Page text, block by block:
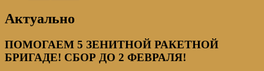
Актуально
ПОМОГАЕМ 5 ЗЕНИТНОЙ РАКЕТНОЙ
БРИГАДЕ! СБОР ДО 2 ФЕВРАЛЯ!